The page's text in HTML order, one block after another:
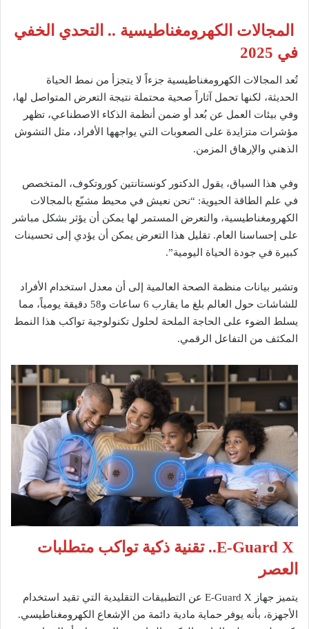
المجالات الكهرومغناطيسية .. التحدي الخفي
في 2025
تُعد المجالات الكهرومغناطيسية جزءاً لا يتجزأ من نمط الحياة
الحديثة، لكنها تحمل آثاراً صحية محتملة نتيجة التعرض المتواصل لها،
وفي بيئات العمل عن بُعد أو ضمن أنظمة الذكاء الاصطناعي، تظهر
مؤشرات متزايدة على الصعوبات التي يواجهها الأفراد، مثل التشوش
الذهني والإرهاق المزمن.
وفي هذا السياق، يقول الدكتور كونستانتين كوروتكوف، المتخصص
في علم الطاقة الحيوية: “نحن نعيش في محيط مشبّع بالمجالات
الكهرومغناطيسية، والتعرض المستمر لها يمكن أن يؤثر بشكل مباشر
على إحساسنا العام. تقليل هذا التعرض يمكن أن يؤدي إلى تحسينات
كبيرة في جودة الحياة اليومية”.
وتشير بيانات منظمة الصحة العالمية إلى أن معدل استخدام الأفراد
للشاشات حول العالم بلغ ما يقارب 6 ساعات و58 دقيقة يومياً، مما
يسلط الضوء على الحاجة الملحة لحلول تكنولوجية تواكب هذا النمط
المكثف من التفاعل الرقمي.
E-Guard X.. تقنية ذكية تواكب متطلبات
العصر
يتميز جهاز E-Guard X عن التطبيقات التقليدية التي تقيد استخدام
الأجهزة، بأنه يوفر حماية مادية دائمة من الإشعاع الكهرومغناطيسي.